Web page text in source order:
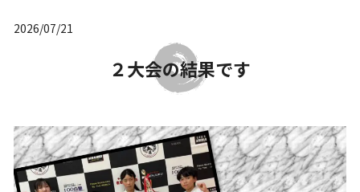
2026/07/21
２大会の結果です